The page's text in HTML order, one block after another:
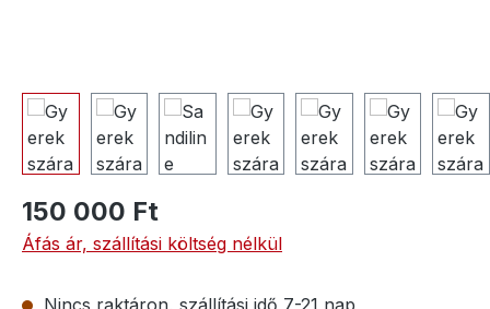
150 000 Ft
Áfás ár, szállítási költség nélkül
Nincs raktáron, szállítási idő 7-21 nap